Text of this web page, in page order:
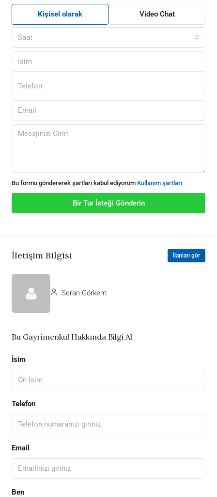
Kişisel olarak Video Chat
Saat
Bu formu göndererek şartları kabul ediyorum Kullanım şartları
Bir Tur İsteği Gönderin
İletişim Bilgisi İlanları gör
Seran Görkem
Bu Gayrimenkul Hakkında Bilgi Al
İsim
Telefon
Email
Ben